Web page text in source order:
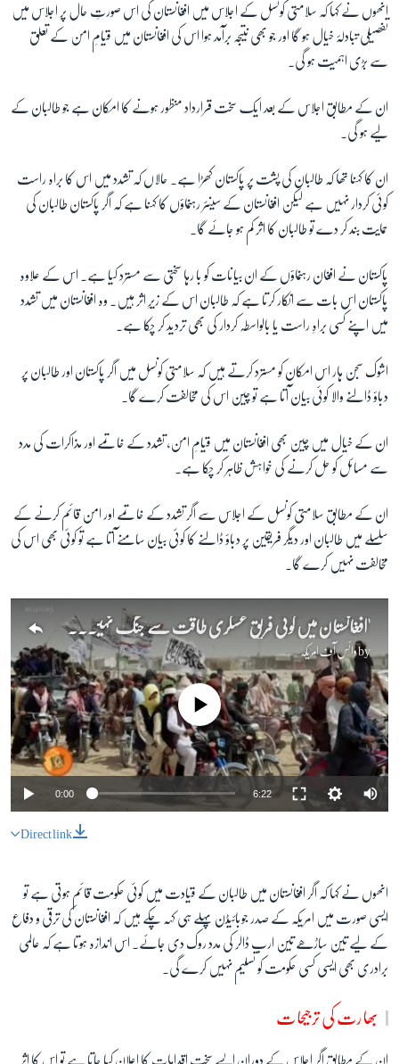
انھوں نے کہا کہ سلامتی کونسل کے اجلاس میں افغانستان کی اس صورتِ حال پر اجلاس میں
تفصیلی تبادلۂ خیال ہو گا اور جو بھی نتیجہ برآمد ہوا اس کی افغانستان میں قیامِ امن کے تعلق
سے بڑی اہمیت ہو گی۔
ان کے مطابق اجلاس کے بعد ایک سخت قرارداد منظور ہونے کا امکان ہے جو طالبان کے
لیے ہو گی۔
ان کا کہنا تھا کہ طالبان کی پشت پر پاکستان کھڑا ہے۔ حالاں کہ تشدد میں اس کا براہ راست
کوئی کردار نہیں ہے لیکن افغانستان کے سینئر رہنماؤں کا کہنا ہے کہ اگر پاکستان طالبان کی
حمایت بند کر دے تو طالبان کا اثر کم ہو جائے گا۔
پاکستان نے افغان رہنماؤں کے ان بیانات کو با رہا سختی سے مسترد کیا ہے۔ اس کے علاوہ
پاکستان اس بات سے انکار کرتا ہے کہ طالبان اس کے زیرِ اثر ہیں۔ وہ افغانستان میں تشدد
میں اپنے کسی براہِ راست یا بالواسطہ کردار کی بھی تردید کر چکا ہے۔
اشوک سجن ہار اس امکان کو مسترد کرتے ہیں کہ سلامتی کونسل میں اگر پاکستان اور طالبان پر
دباؤ ڈالنے والا کوئی بیان آتا ہے تو چین اس کی مخالفت کرے گا۔
ان کے خیال میں چین بھی افغانستان میں قیامِ امن، تشدد کے خاتمے اور مذاکرات کی مدد
سے مسائل کو حل کرنے کی خواہش ظاہر کر چکا ہے۔
ان کے مطابق سلامتی کونسل کے اجلاس سے اگر تشدد کے خاتمے اور امن قائم کرنے کے
سلسلے میں طالبان اور دیگر فریقین پر دباؤ ڈالنے کا کوئی بیان سامنے آتا ہے تو کوئی بھی اس کی
مخالفت نہیں کرے گا۔
'افغانستان میں کوئی فریق عسکری طاقت سے جنگ نہیں جیت سکتا'
byوائس آف امریکہ
No media source currently available
0:00 6:22
Direct link
انھوں نے کہا کہ اگر افغانستان میں طالبان کے قیادت میں کوئی حکومت قائم ہوتی ہے تو
ایسی صورت میں امریکہ کے صدر جوبائیڈن پہلے ہی کہہ چکے ہیں کہ افغانستان کی ترقی و دفاع
کے لیے تین ساڑھے تین ارب ڈالر کی مدد روک دی جائے۔ اس اندازہ ہوتا ہے کہ عالمی
برادری بھی ایسی کسی حکومت کو تسلیم نہیں کرے گی۔
بھارت کی ترجیحات
ان کے مطابق اگر اجلاس کے دوران ایسے سخت اقدامات کا اعلان کیا جاتا ہے تو اس کا اثر